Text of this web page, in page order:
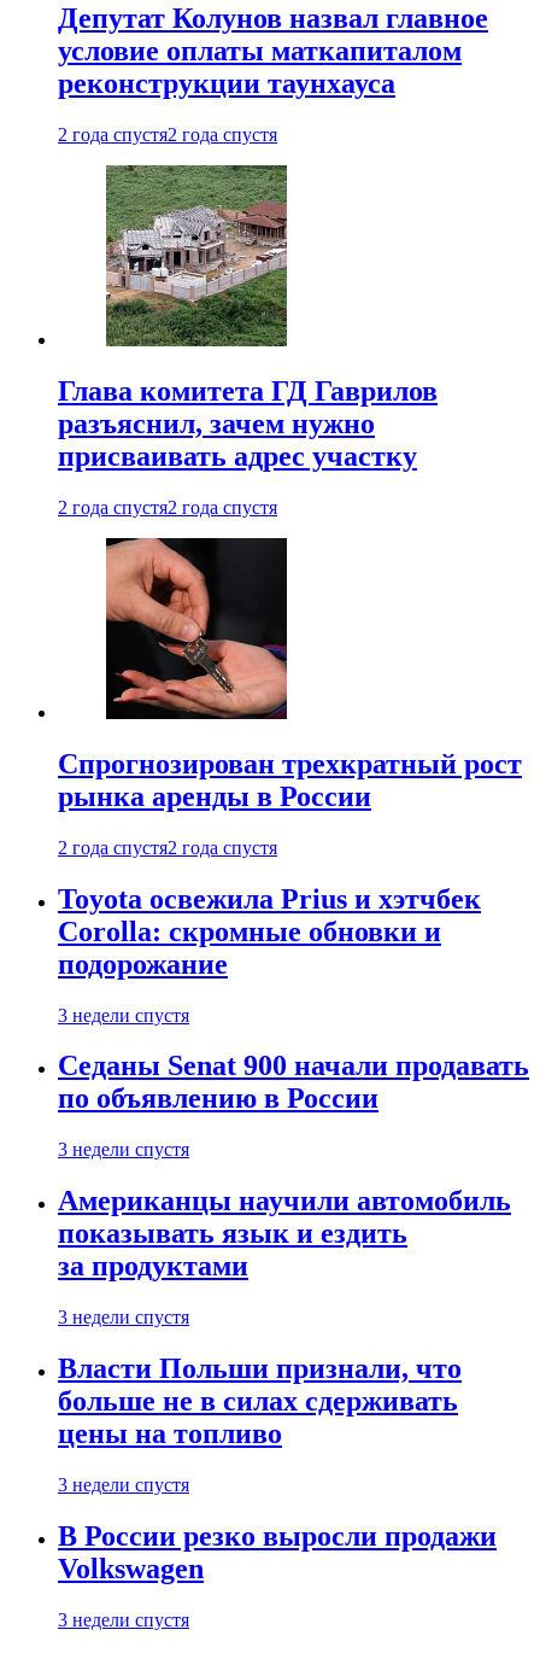
Депутат Колунов назвал главное
условие оплаты маткапиталом
реконструкции таунхауса
2 года спустя2 года спустя
Глава комитета ГД Гаврилов
разъяснил, зачем нужно
присваивать адрес участку
2 года спустя2 года спустя
Спрогнозирован трехкратный рост
рынка аренды в России
2 года спустя2 года спустя
Toyota освежила Prius и хэтчбек
Corolla: скромные обновки и
подорожание
3 недели спустя
Седаны Senat 900 начали продавать
по объявлению в России
3 недели спустя
Американцы научили автомобиль
показывать язык и ездить
за продуктами
3 недели спустя
Власти Польши признали, что
больше не в силах сдерживать
цены на топливо
3 недели спустя
В России резко выросли продажи
Volkswagen
3 недели спустя